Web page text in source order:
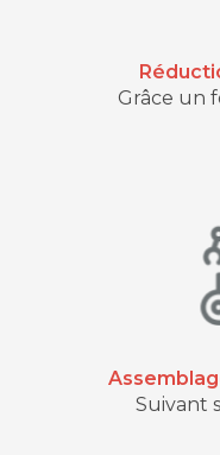
Grâce un
Suivant